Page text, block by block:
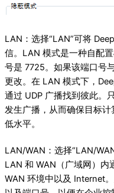
LAN：选择“LAN”可将
信。LAN 模式是一种自配
号是 7725。如果该端口号
更改。在 LAN 模式下，
通过 UDP 广播找到彼此。
发生广播，从而确保目标
低水平。
LAN/WAN：选择“LAN/
LAN 和 WAN（广域网）
WAN 环境中以及 Internet